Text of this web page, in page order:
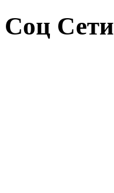
Соц Сети